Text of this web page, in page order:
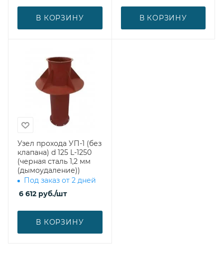
В КОРЗИНУ В КОРЗИНУ
Узел прохода УП-1 (без
клапана) d 125 L-1250
(черная сталь 1,2 мм
(дымоудаление))
Под заказ от 2 дней
6 612 руб./шт
В КОРЗИНУ